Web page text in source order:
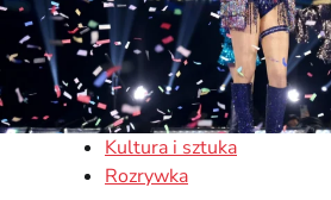
Kultura i sztuka
Rozrywka